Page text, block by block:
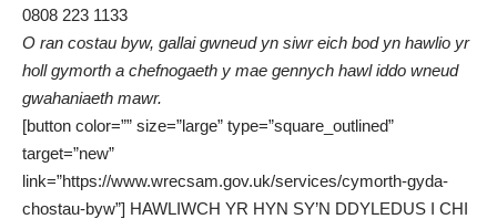
0808 223 1133
O ran costau byw, gallai gwneud yn siwr eich bod yn hawlio yr
holl gymorth a chefnogaeth y mae gennych hawl iddo wneud
gwahaniaeth mawr.
[button color=”” size=”large” type=”square_outlined”
target=”new”
link=”https://www.wrecsam.gov.uk/services/cymorth-gyda-
chostau-byw”] HAWLIWCH YR HYN SY’N DDYLEDUS I CHI